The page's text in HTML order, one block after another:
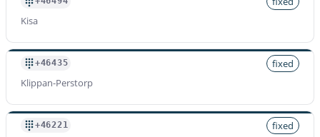
Kisa
+46435
fixed
Klippan-Perstorp
+46221
fixed